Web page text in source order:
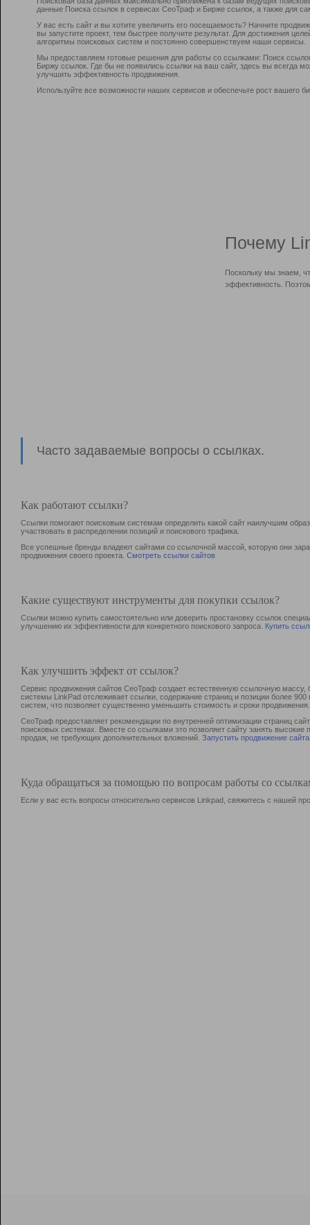
данные Поиска ссылок в сервисах СеоТраф и Бирже ссылок, а также для
У вас есть сайт и вы хотите увеличить его посещаемость? Начните
вы запустите проект, тем быстрее получите результат. Для достижения
алгоритмы поисковых систем и постоянно совершенствуем наши сервисы.
Мы предоставляем готовые решения для работы со ссылками: Поиск
Биржу ссылок. Где бы не появились ссылки на ваш сайт, здесь вы всегда
улучшить эффективность продвижения.
Используйте все возможности наших сервисов и обеспечьте рост вашего
Почему
Поскольку мы знаем,
эффективность.
Часто задаваемые вопросы о ссылках.
Как работают ссылки?
Ссылки помогают поисковым системам определить какой сайт наилучшим
участвовать в раcпределении позиций и поискового трафика.
Все успешные бренды владеют сайтами со ссылочной массой, которую они
продвижения своего проекта. Смотреть ссылки сайтов
Какие существуют инструменты для покупки ссылок?
Ссылки можно купить самостоятельно или доверить простановку ссылок
улучшению их эффективности для конкретного поискового запроса. Купить
Как улучшить эффект от ссылок?
Сервис продвижения сайтов СеоТраф создает естественную ссылочную
системы LinkPad отслеживает ссылки, содержание страниц и позиции более
систем, что позволяет существенно уменьшить стоимость и сроки продвижения.
СеоТраф предоставляет рекомендации по внутренней оптимизации страниц
поисковых системах. Вместе со ссылками это позволяет сайту занять
продаж, не требующих дополнительных вложений. Запустить продвижение сайта
Куда обращаться за помощью по вопросам работы со
Если у вас есть вопросы относительно сервисов Linkpad, свяжитесь с нашей